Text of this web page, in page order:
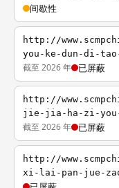
间歇性
http://
you-ke-dun-di-
截至 2026 年 已屏蔽
http://
jie-jia-ha-zi-
截至 2026 年 已屏蔽
http://
xi-lai-pan-jue-